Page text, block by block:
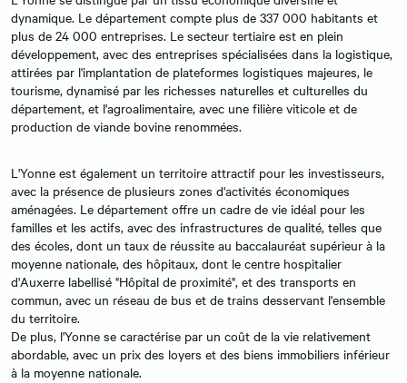
dynamique. Le département compte plus de 337 000 habitants et
plus de 24 000 entreprises. Le secteur tertiaire est en plein
développement, avec des entreprises spécialisées dans la logistique,
attirées par l'implantation de plateformes logistiques majeures, le
tourisme, dynamisé par les richesses naturelles et culturelles du
département, et l'agroalimentaire, avec une filière viticole et de
production de viande bovine renommées.
L'Yonne est également un territoire attractif pour les investisseurs,
avec la présence de plusieurs zones d'activités économiques
aménagées. Le département offre un cadre de vie idéal pour les
familles et les actifs, avec des infrastructures de qualité, telles que
des écoles, dont un taux de réussite au baccalauréat supérieur à la
moyenne nationale, des hôpitaux, dont le centre hospitalier
d'Auxerre labellisé "Hôpital de proximité", et des transports en
commun, avec un réseau de bus et de trains desservant l'ensemble
du territoire.
De plus, l'Yonne se caractérise par un coût de la vie relativement
abordable, avec un prix des loyers et des biens immobiliers inférieur
à la moyenne nationale.